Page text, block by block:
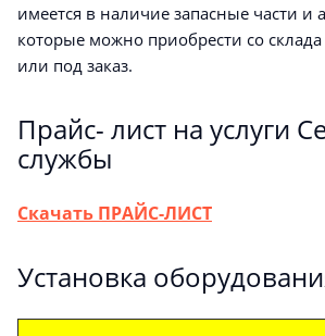
имеется в наличие запасные части и
которые можно приобрести со
или под заказ.
Прайс- лист на услуги
службы
Скачать ПРАЙС-ЛИСТ
Установка